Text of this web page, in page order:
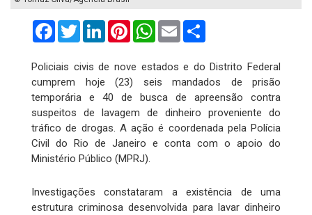
FacebookTwitterLinkedInPinterestWhatsApp
Email
Policiais civis de nove estados e do Distrito Federal
cumprem hoje (23) seis mandados de prisão
temporária e 40 de busca de apreensão contra
suspeitos de lavagem de dinheiro proveniente do
tráfico de drogas. A ação é coordenada pela Polícia
Civil do Rio de Janeiro e conta com o apoio do
Ministério Público (MPRJ).
Investigações constataram a existência de uma
estrutura criminosa desenvolvida para lavar dinheiro